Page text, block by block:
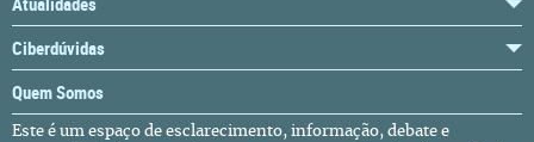
Ciberdúvidas
Quem Somos
Este é um espaço de esclarecimento, informação, debate e